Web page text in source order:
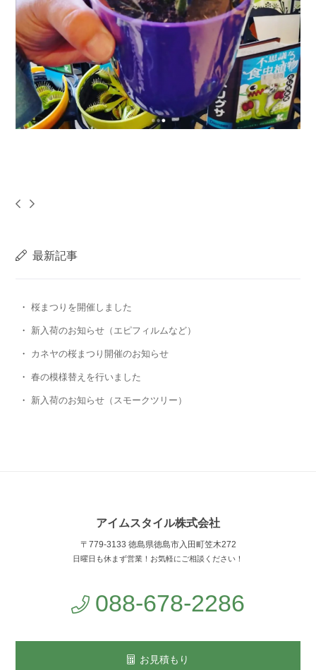
最新記事
桜まつりを開催しました
新入荷のお知らせ（エピフィルムなど）
カネヤの桜まつり開催のお知らせ
春の模様替えを行いました
新入荷のお知らせ（スモークツリー）
アイムスタイル株式会社
〒779-3133 徳島県徳島市入田町笠木272
日曜日も休まず営業！お気軽にご相談ください！
088-678-2286
お見積もり